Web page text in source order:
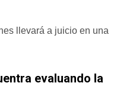
llevará a juicio en una
evaluando la